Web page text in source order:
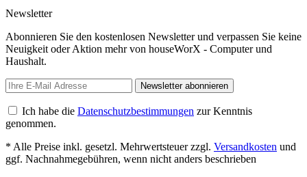
Newsletter
Abonnieren Sie den kostenlosen Newsletter und verpassen Sie keine
Neuigkeit oder Aktion mehr von houseWorX - Computer und
Haushalt.
Newsletter abonnieren
Ich habe die Datenschutzbestimmungen zur Kenntnis
genommen.
* Alle Preise inkl. gesetzl. Mehrwertsteuer zzgl. Versandkosten und
ggf. Nachnahmegebühren, wenn nicht anders beschrieben